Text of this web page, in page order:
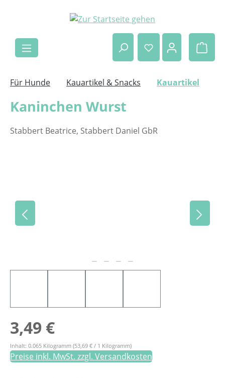
Zum Hauptinhalt springen
Für Hunde Kauartikel & Snacks Kauartikel
Kaninchen Wurst
Stabbert Beatrice, Stabbert Daniel GbR
Regulärer Preis:
3,49 €
Inhalt: 0.065 Kilogramm (53,69 € / 1 Kilogramm)
Preise inkl. MwSt. zzgl. Versandkosten